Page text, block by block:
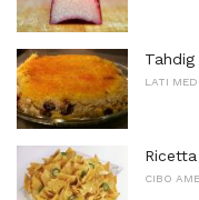
LATI
CIBO